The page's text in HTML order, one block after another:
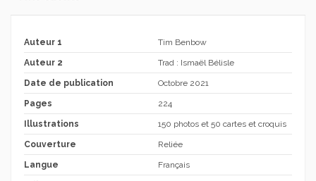
Auteur 1 Tim Benbow
Auteur 2 Trad : Ismaël Bélisle
Date de publication Octobre 2021
Pages 224
Illustrations 150 photos et 50 cartes et croquis
Couverture Reliée
Langue Français